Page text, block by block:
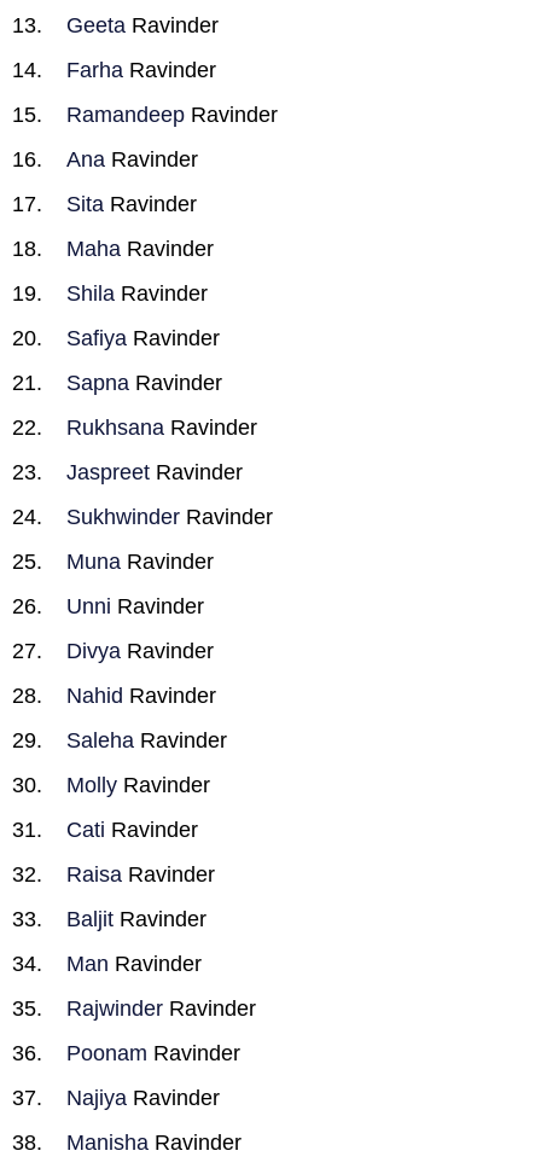
Geeta Ravinder
Farha Ravinder
Ramandeep Ravinder
Ana Ravinder
Sita Ravinder
Maha Ravinder
Shila Ravinder
Safiya Ravinder
Sapna Ravinder
Rukhsana Ravinder
Jaspreet Ravinder
Sukhwinder Ravinder
Muna Ravinder
Unni Ravinder
Divya Ravinder
Nahid Ravinder
Saleha Ravinder
Molly Ravinder
Cati Ravinder
Raisa Ravinder
Baljit Ravinder
Man Ravinder
Rajwinder Ravinder
Poonam Ravinder
Najiya Ravinder
Manisha Ravinder